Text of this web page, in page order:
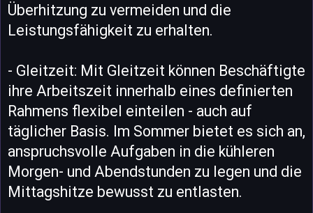
Überhitzung zu vermeiden und die
Leistungsfähigkeit zu erhalten.
- Gleitzeit: Mit Gleitzeit können Beschäftigte
ihre Arbeitszeit innerhalb eines definierten
Rahmens flexibel einteilen - auch auf
täglicher Basis. Im Sommer bietet es sich an,
anspruchsvolle Aufgaben in die kühleren
Morgen- und Abendstunden zu legen und die
Mittagshitze bewusst zu entlasten.